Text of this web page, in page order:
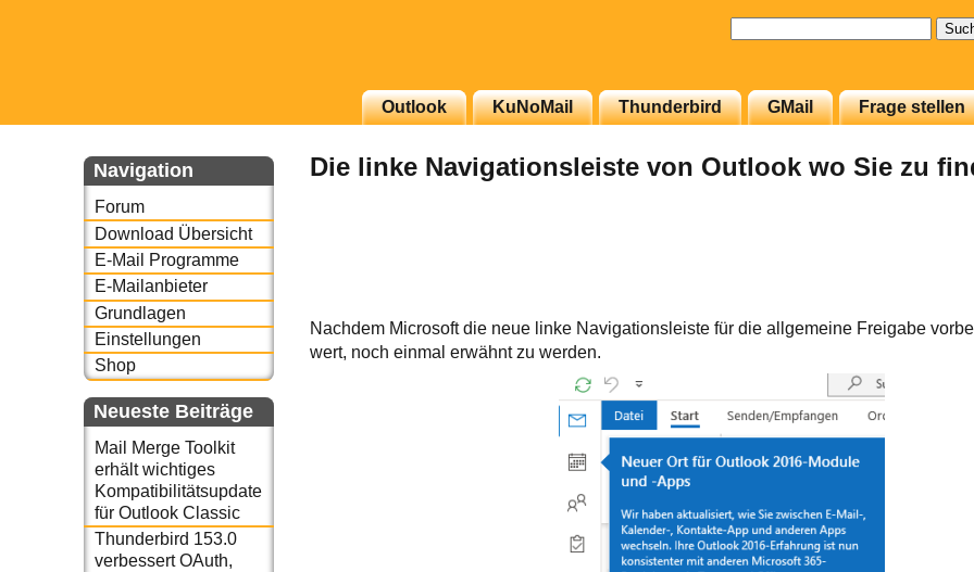
Outlook KuNoMail Thunderbird GMail Frage stellen
Navigation
Forum
Download Übersicht
E-Mail Programme
E-Mailanbieter
Grundlagen
Einstellungen
Shop
Neueste Beiträge
Mail Merge Toolkit
erhält wichtiges
Kompatibilitätsupdate
für Outlook Classic
Thunderbird 153.0
verbessert OAuth,
Die linke Navigationsleiste von Outlook wo Sie zu
Nachdem Microsoft die neue linke Navigationsleiste für die allgemeine Freigabe
wert, noch einmal erwähnt zu werden.
oder auch